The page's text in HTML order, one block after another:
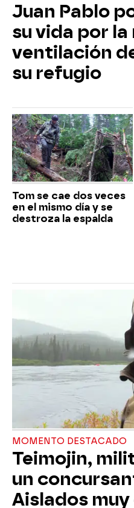
Juan Pablo
su vida por la
ventilación
su refugio
Tom se cae dos veces
en el mismo día y se
destroza la espalda
MOMENTO DESTACADO
Teimojin,
un
Aislados